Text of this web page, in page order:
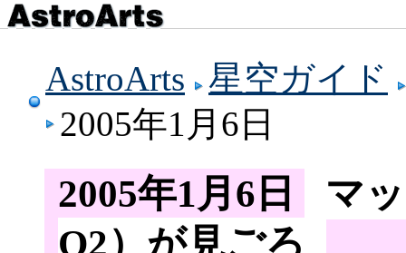
AstroArts
星空ガイド
2005年1月6日
2005年1月6日
マ
Q2）が見ごろ